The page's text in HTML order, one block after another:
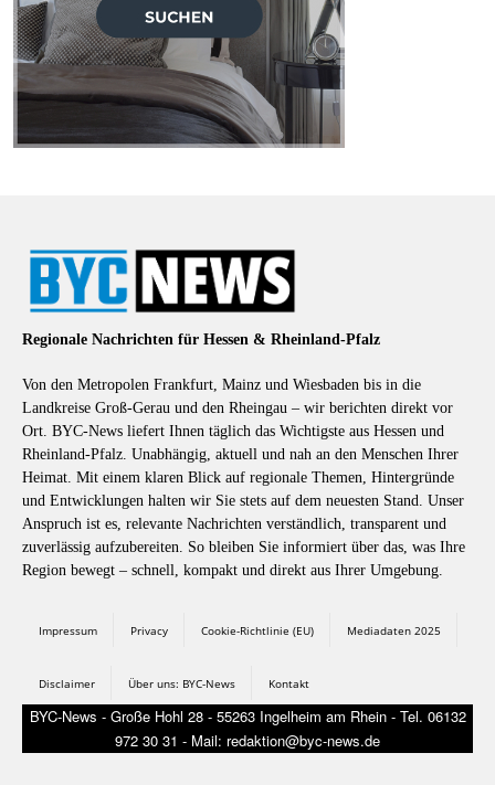
Regionale Nachrichten für Hessen & Rheinland-Pfalz
Von den Metropolen Frankfurt, Mainz und Wiesbaden bis in die
Landkreise Groß-Gerau und den Rheingau – wir berichten direkt vor
Ort. BYC-News liefert Ihnen täglich das Wichtigste aus Hessen und
Rheinland-Pfalz. Unabhängig, aktuell und nah an den Menschen Ihrer
Heimat. Mit einem klaren Blick auf regionale Themen, Hintergründe
und Entwicklungen halten wir Sie stets auf dem neuesten Stand. Unser
Anspruch ist es, relevante Nachrichten verständlich, transparent und
zuverlässig aufzubereiten. So bleiben Sie informiert über das, was Ihre
Region bewegt – schnell, kompakt und direkt aus Ihrer Umgebung.
Impressum Privacy Cookie-Richtlinie (EU) Mediadaten 2025
Disclaimer Über uns: BYC-News Kontakt
BYC-News - Große Hohl 28 - 55263 Ingelheim am Rhein - Tel. 06132
972 30 31 - Mail: redaktion@byc-news.de